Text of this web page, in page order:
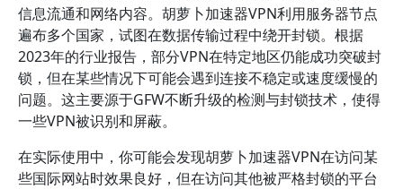
信息流通和网络内容。胡萝卜加速器VPN利用服务器节点
遍布多个国家，试图在数据传输过程中绕开封锁。根据
2023年的行业报告，部分VPN在特定地区仍能成功突破封
锁，但在某些情况下可能会遇到连接不稳定或速度缓慢的
问题。这主要源于GFW不断升级的检测与封锁技术，使得
一些VPN被识别和屏蔽。
在实际使用中，你可能会发现胡萝卜加速器VPN在访问某
些国际网站时效果良好，但在访问其他被严格封锁的平台